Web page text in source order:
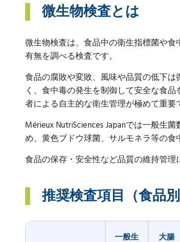
微生物検査とは
微生物検査は、食品中の衛生指標菌や
有無を調べる検査です。
食品の腐敗や変敗、風味や品質の低下
く、食中毒の発生を制御して安全な食
者による自主的な衛生管理が極めて重要
Mérieux NutriSciences Japanでは一般生
め、黄色ブドウ球菌、サルモネラ等の食
食品の保存・安全性など品質の維持管理
推奨検査項目（食品別
一般生
大腸